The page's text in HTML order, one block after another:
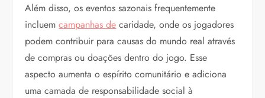
Além disso, os eventos sazonais frequentemente
incluemcampanhas de caridade, onde os jogadores
podem contribuir para causas do mundo real através
de compras ou doações dentro do jogo. Esse
aspecto aumenta o espírito comunitário e adiciona
uma camada de responsabilidade social à